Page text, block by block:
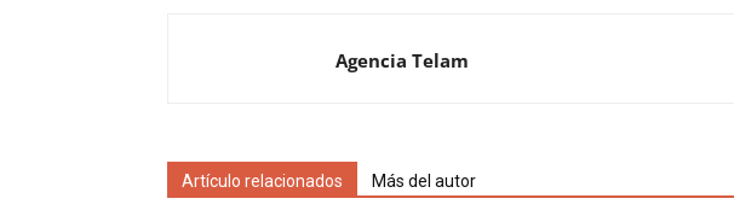
Agencia Telam
Artículo relacionados Más del autor